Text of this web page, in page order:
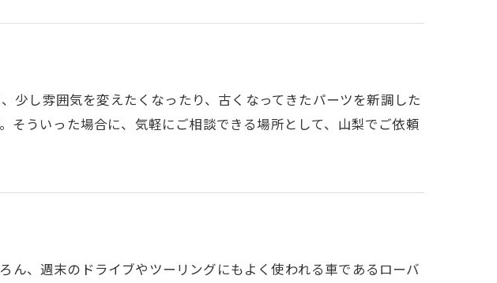
少し雰囲気を変えたくなったり、古くなってきたパーツを新調した
そういった場合に、気軽にご相談できる場所として、山梨でご依頼
ん、週末のドライブやツーリングにもよく使われる車であるローバ